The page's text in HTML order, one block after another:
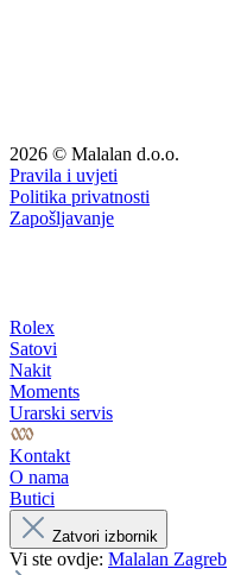
2026 © Malalan d.o.o.
Pravila i uvjeti
Politika privatnosti
Zapošljavanje
Rolex
Satovi
Nakit
Moments
Urarski servis
Kontakt
O nama
Butici
Zatvori izbornik
Vi ste ovdje: Malalan Zagreb